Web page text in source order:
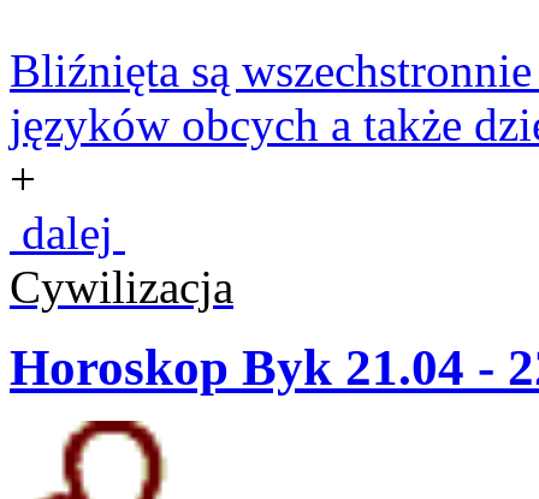
Bliźnięta są
języków obcych a także
+
dalej
Cywilizacja
Horoskop Byk 21.04 -